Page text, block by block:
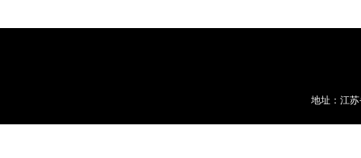
车载/机器用/油用滤芯系列
地址：江